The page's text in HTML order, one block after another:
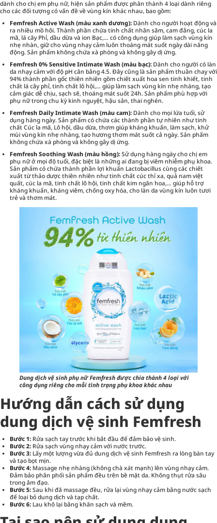
dành cho chị em phụ nữ, hiện sản phẩm được phân thành 4 loại dành riêng
cho các đối tượng có vấn đề về vùng kín khác nhau, bao gồm:
Femfresh Active Wash (màu xanh dương): Dành cho người hoạt động và
ra nhiều mồ hôi. Thành phần chứa tinh chất nhân sâm, cam đắng, cúc la
mã, lá cây Phỉ, dầu dừa và ion Bạc,… có công dụng giúp làm sạch vùng kín
nhẹ nhàn, giữ cho vùng nhạy cảm luôn thoáng mát suốt ngày dài năng
động. Sản phẩm không chứa xà phòng và không gây dị ứng.
Femfresh 0% Sensitive Intimate Wash (màu bạc): Dành cho người có làn
da nhạy cảm với độ pH cân bằng 4.5. Đây cũng là sản phẩm thuần chay với
94% thành phần gốc thiên nhiên gồm chiết xuất hoa sen tinh khiết, tinh
chất lá cây phỉ, tinh chất lô hội,… giúp làm sạch vùng kín nhẹ nhàng, tạo
cảm giác dễ chịu, sạch sẽ, thoáng mát suốt 24h. Sản phẩm phù hợp với
phụ nữ trong chu kỳ kinh nguyệt, hậu sản, thai nghén.
Femfresh Daily Intimate Wash (màu cam): Dành cho mọi lứa tuổi, sử
dụng hàng ngày. Sản phẩm có chứa các thành phần tự nhiên như tinh
chất Cúc la mã, Lô hội, dầu dừa, thơm giúp kháng khuẩn, làm sạch, khử
mùi vùng kín nhẹ nhàng, tạo hương thơm mát suốt cả ngày. Sản phẩm
không chứa xà phòng và không gây dị ứng.
Femfresh Soothing Wash (màu hồng):Sử dụng hàng ngày cho chị em
phụ nữ ở mọi độ tuổi, đặc biệt là những ai đang bị viêm nhiễm phụ khoa.
Sản phẩm có chứa thành phần lợi khuẩn Lactobacillus cùng các chiết
xuất từ thảo dược thiên nhiên như tinh chất cúc thỉ xa, quả nam việt
quất, cúc la mã, tinh chất lô hội, tinh chất kim ngân hoa,… giúp hỗ trợ
kháng khuẩn, kháng viêm, chống oxy hóa, cho làn da vùng kín luôn tươi
trẻ và thơm mát.
Dung dịch vệ sinh phụ nữ Femfresh được chia thành 4 loại với
công dụng riêng cho mỗi tình trạng phụ khoa khác nhau
Hướng dẫn cách sử dụng
dung dịch vệ sinh Femfresh
Bước 1: Rửa sạch tay trước khi bắt đầu để đảm bảo vệ sinh.
Bước 2: Rửa sạch vùng nhạy cảm với nước trước.
Bước 3: Lấy một lượng vừa đủ dung dịch vệ sinh Femfresh ra lòng bàn tay
và tạo bọt mịn.
Bước 4: Massage nhẹ nhàng (không chà xát mạnh) lên vùng nhạy cảm.
Đảm bảo phân phối sản phẩm đều trên bề mặt da. Không thụt rửa sâu
trong âm đạo.
Bước 5:Sau khi đã massage đều, rửa lại vùng nhạy cảm bằng nước sạch
để loại bỏ dung dịch và tạp chất.
Bước 6: Lau khô lại bằng khăn sạch và mềm.